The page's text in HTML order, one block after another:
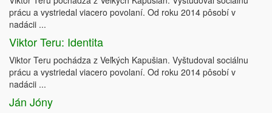
prácu a vystriedal viacero povolaní. Od roku 2014 pôsobí v
nadácii ...
Viktor Teru: Identita
Viktor Teru pochádza z Veľkých Kapušian. Vyštudoval sociálnu
prácu a vystriedal viacero povolaní. Od roku 2014 pôsobí v
nadácii ...
Ján Jóny